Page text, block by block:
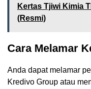
Kertas Tjiwi Kimia
(Resmi)
Cara Melamar
Anda dapat melamar
Kredivo Group atau